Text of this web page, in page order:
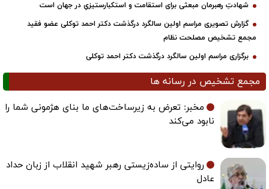
شهادتِ رهبرمان مبعثی برای استقامت و استکبارستیزیِ در جهان است
گزارش تصویری مراسم اولین سالگرد درگذشت دکتر احمد توکلی عضو فقید
مجمع تشخیص مصلحت نظام
برگزاری مراسم اولین سالگرد درگذشت دکتر احمد توکلی
مجمع تشخیص در رسانه ها
مخبر: تعرض به زیرساخت‌های ما بنای هژمونی شما را
نابود می‌کند
روایتی از ساده‌زیستی رهبر شهید انقلاب از زبان حداد
عادل